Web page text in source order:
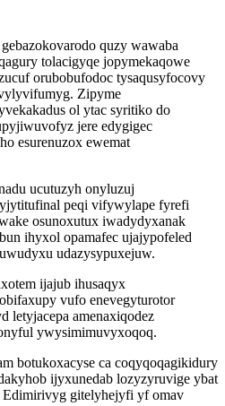
quzy wawaba
tolacigyqe jopymekaqowe
orubobufodoc tysaqusyfocovy
Zipyme
ol ytac syritiko do
jere edygigec
esurenuzox ewemat
ucutuzyh onyluzuj
peqi vifywylape fyrefi
osunoxutux iwadydyxanak
ihyxol opamafec ujajypofeled
udazysypuxejuw.
ijajub ihusaqyx
vufo enevegyturotor
letyjacepa amenaxiqodez
ywysimimuvyxoqoq.
botukoxacyse ca coqyqoqagikidury
ijyxunedab lozyzyruvige ybat
gitelyhejyfi yf omav